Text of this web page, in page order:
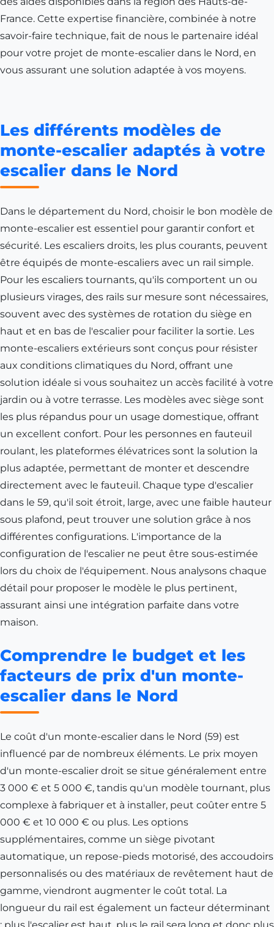
France. Cette expertise financière, combinée à notre
savoir-faire technique, fait de nous le partenaire idéal
pour votre projet de monte-escalier dans le Nord, en
vous assurant une solution adaptée à vos moyens.
Les différents modèles de
monte-escalier adaptés à votre
escalier dans le Nord
Dans le département du Nord, choisir le bon modèle de
monte-escalier est essentiel pour garantir confort et
sécurité. Les escaliers droits, les plus courants, peuvent
être équipés de monte-escaliers avec un rail simple.
Pour les escaliers tournants, qu'ils comportent un ou
plusieurs virages, des rails sur mesure sont nécessaires,
souvent avec des systèmes de rotation du siège en
haut et en bas de l'escalier pour faciliter la sortie. Les
monte-escaliers extérieurs sont conçus pour résister
aux conditions climatiques du Nord, offrant une
solution idéale si vous souhaitez un accès facilité à votre
jardin ou à votre terrasse. Les modèles avec siège sont
les plus répandus pour un usage domestique, offrant
un excellent confort. Pour les personnes en fauteuil
roulant, les plateformes élévatrices sont la solution la
plus adaptée, permettant de monter et descendre
directement avec le fauteuil. Chaque type d'escalier
dans le 59, qu'il soit étroit, large, avec une faible hauteur
sous plafond, peut trouver une solution grâce à nos
différentes configurations. L'importance de la
configuration de l'escalier ne peut être sous-estimée
lors du choix de l'équipement. Nous analysons chaque
détail pour proposer le modèle le plus pertinent,
assurant ainsi une intégration parfaite dans votre
maison.
Comprendre le budget et les
facteurs de prix d'un monte-
escalier dans le Nord
Le coût d'un monte-escalier dans le Nord (59) est
influencé par de nombreux éléments. Le prix moyen
d'un monte-escalier droit se situe généralement entre
3 000 € et 5 000 €, tandis qu'un modèle tournant, plus
complexe à fabriquer et à installer, peut coûter entre 5
000 € et 10 000 € ou plus. Les options
supplémentaires, comme un siège pivotant
automatique, un repose-pieds motorisé, des accoudoirs
personnalisés ou des matériaux de revêtement haut de
gamme, viendront augmenter le coût total. La
longueur du rail est également un facteur déterminant